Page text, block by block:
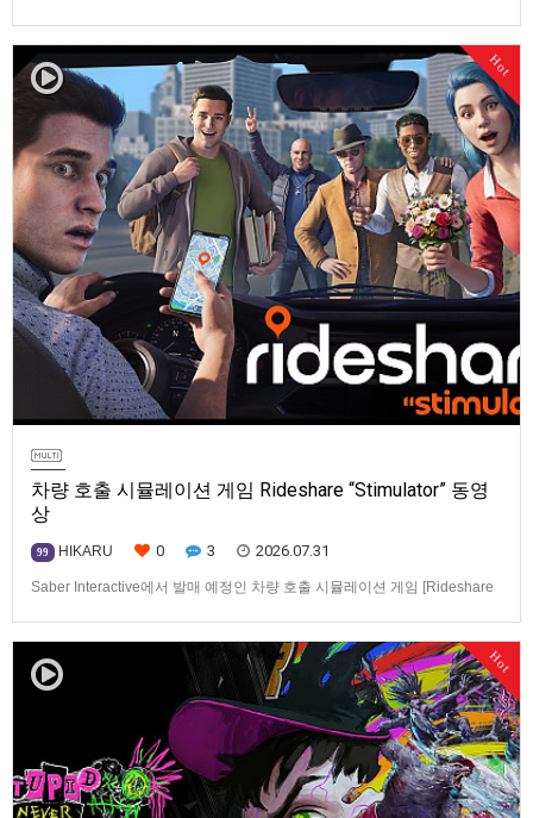
Hot
차량 호출 시뮬레이션 게임 Rideshare “Stimulator” 동영
상
99 HIKARU 0 3 2026.07.31
Saber Interactive에서 발매 예정인 차량 호출 시뮬레이션 게임 [Rideshare
을 운영하는 드라이버가 되어라'Rideshare "Stimulat…
Hot